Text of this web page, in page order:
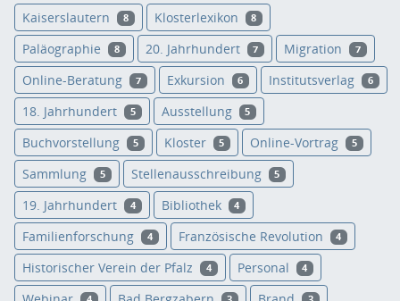
Kaiserslautern 8 Klosterlexikon 8
Paläographie 8 20. Jahrhundert 7 Migration 7
Online-Beratung 7 Exkursion 6 Institutsverlag 6
18. Jahrhundert 5 Ausstellung 5
Buchvorstellung 5 Kloster 5 Online-Vortrag 5
Sammlung 5 Stellenausschreibung 5
19. Jahrhundert 4 Bibliothek 4
Familienforschung 4 Französische Revolution 4
Historischer Verein der Pfalz 4 Personal 4